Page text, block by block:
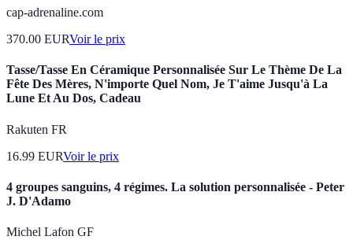
cap-adrenaline.com
370.00 EURVoir le prix
Tasse/Tasse En Céramique Personnalisée Sur Le Thème De La
Fête Des Mères, N'importe Quel Nom, Je T'aime Jusqu'à La
Lune Et Au Dos, Cadeau
Rakuten FR
16.99 EURVoir le prix
4 groupes sanguins, 4 régimes. La solution personnalisée - Peter
J. D'Adamo
Michel Lafon GF